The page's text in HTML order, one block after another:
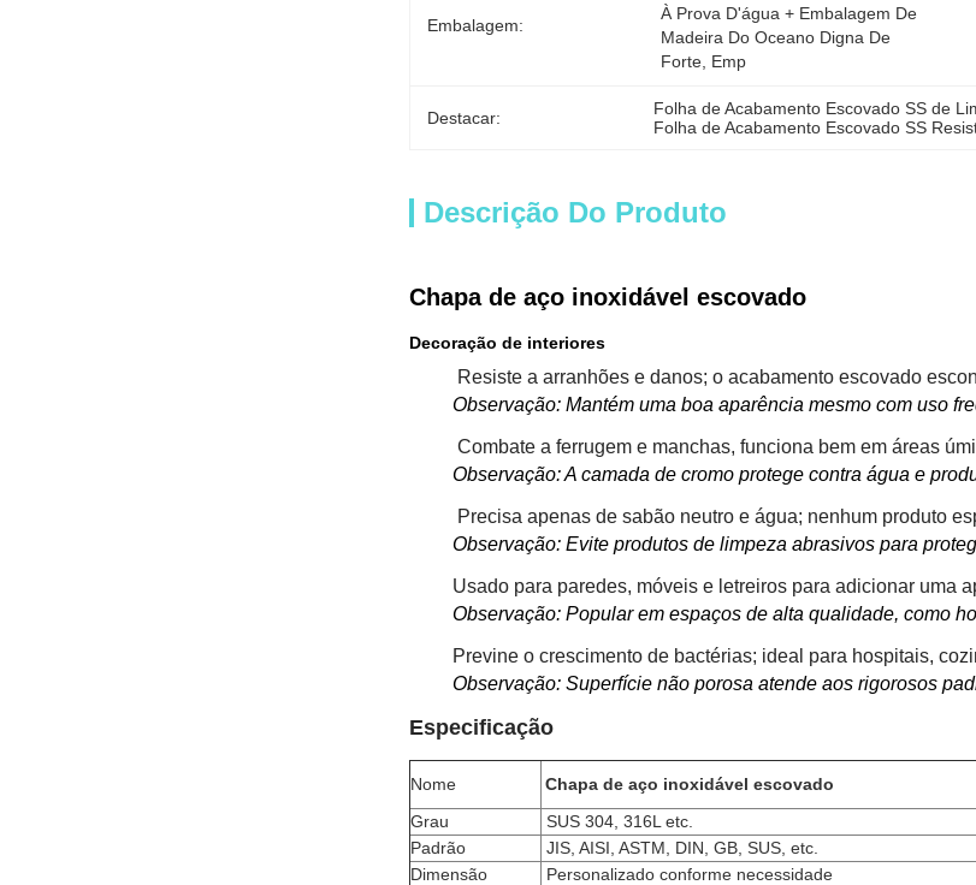
Embalagem:
À Prova D'água + Embalagem De
Madeira Do Oceano Digna De
Forte, Emp
Destacar: Folha de Acabamento Escovado SS de
Folha de Acabamento Escovado SS
Descrição Do Produto
Chapa de aço inoxidável escovado
Decoração de interiores
Resiste a arranhões e danos; o acabamento escovado
Observação: Mantém uma boa aparência mesmo com uso
Combate a ferrugem e manchas, funciona bem em áreas
Observação: A camada de cromo protege contra água e
Precisa apenas de sabão neutro e água; nenhum produto
Observação: Evite produtos de limpeza abrasivos para
Usado para paredes, móveis e letreiros para adicionar uma
Observação: Popular em espaços de alta qualidade, como
Previne o crescimento de bactérias; ideal para hospitais,
Observação: Superfície não porosa atende aos rigorosos
Especificação
Nome
Chapa de aço inoxidável escovado
Grau
SUS 304, 316L etc.
Padrão
JIS, AISI, ASTM, DIN, GB, SUS, etc.
Dimensão
Personalizado conforme necessidade